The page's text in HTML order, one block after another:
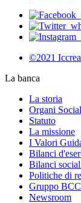
©2021
La banca
La storia
Organi
Statuto
La missione
I Valori
Bilanci
Bilanci
Politiche di
Gruppo
Newsroom